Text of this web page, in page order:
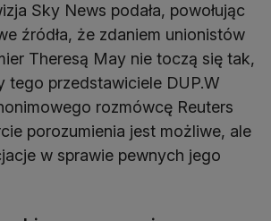
Sky News podała, powołując
źródła, że zdaniem unionistów
Theresą May nie toczą się tak,
tego przedstawiciele DUP.W
rozmówcę Reuters
porozumienia jest możliwe, ale
w sprawie pewnych jego